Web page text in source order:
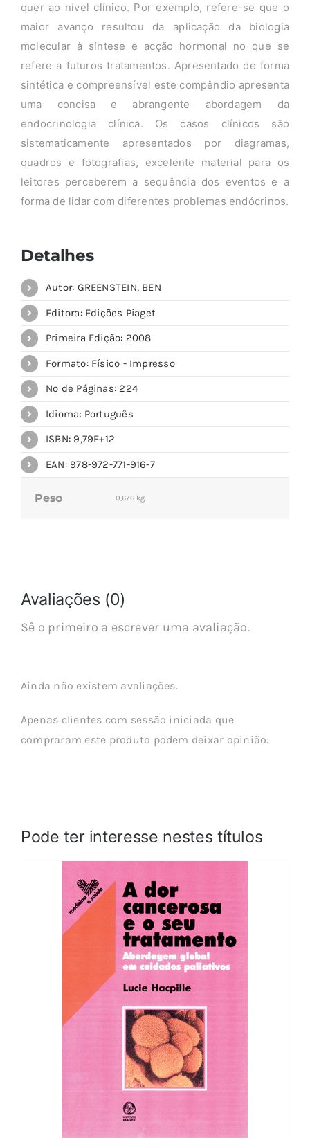
quer ao nível clínico. Por exemplo, refere-se que o
maior avanço resultou da aplicação da biologia
molecular à síntese e acção hormonal no que se
refere a futuros tratamentos. Apresentado de forma
sintética e compreensível este compêndio apresenta
uma concisa e abrangente abordagem da
endocrinologia clínica. Os casos clínicos são
sistematicamente apresentados por diagramas,
quadros e fotografias, excelente material para os
leitores perceberem a sequência dos eventos e a
forma de lidar com diferentes problemas endócrinos.
Detalhes
Autor: GREENSTEIN, BEN
Editora: Edições Piaget
Primeira Edição: 2008
Formato: Físico - Impresso
Nº de Páginas: 224
Idioma: Português
ISBN: 9,79E+12
EAN: 978-972-771-916-7
Peso 0,676 kg
Avaliações (0)
Sê o primeiro a escrever uma avaliação.
Ainda não existem avaliações.
Apenas clientes com sessão iniciada que
compraram este produto podem deixar opinião.
Pode ter interesse nestes títulos